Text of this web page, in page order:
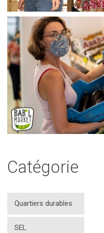
Catégorie
Quartiers durables
SEL